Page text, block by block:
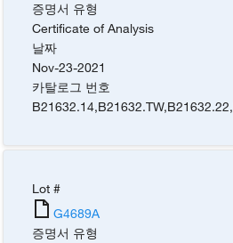
증명서 유형
Certificate of Analysis
날짜
Nov-23-2021
카탈로그 번호
B21632.14,B21632.TW,B21632.22,
Lot #
G4689A
증명서 유형